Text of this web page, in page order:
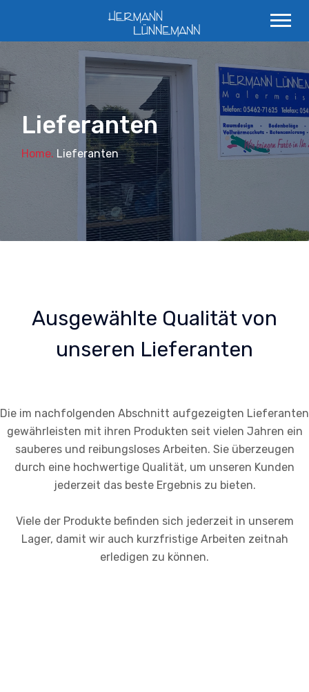
Lieferanten
Home. Lieferanten
Ausgewählte Qualität von
unseren Lieferanten
Die im nachfolgenden Abschnitt aufgezeigten Lieferanten
gewährleisten mit ihren Produkten seit vielen Jahren ein
sauberes und reibungsloses Arbeiten. Sie überzeugen
durch eine hochwertige Qualität, um unseren Kunden
jederzeit das beste Ergebnis zu bieten.
Viele der Produkte befinden sich jederzeit in unserem
Lager, damit wir auch kurzfristige Arbeiten zeitnah
erledigen zu können.